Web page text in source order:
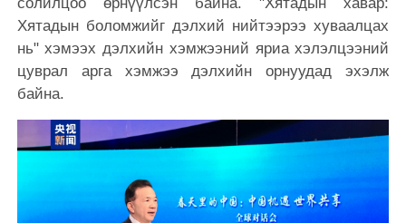
солилцоо өрнүүлсэн байна. "Хятадын хавар:
Хятадын боломжийг дэлхий нийтээрээ хуваалцах
нь" хэмээх дэлхийн хэмжээний яриа хэлэлцээний
цуврал арга хэмжээ дэлхийн орнуудад эхэлж
байна.